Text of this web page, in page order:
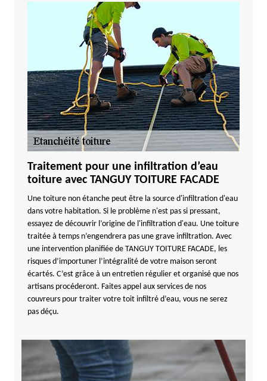
Traitement pour une infiltration d’eau
toiture avec TANGUY TOITURE FACADE
Une toiture non étanche peut être la source d'infiltration d'eau
dans votre habitation. Si le problème n'est pas si pressant,
essayez de découvrir l’origine de l'infiltration d'eau. Une toiture
traitée à temps n’engendrera pas une grave infiltration. Avec
une intervention planifiée de TANGUY TOITURE FACADE, les
risques d’importuner l’intégralité de votre maison seront
écartés. C’est grâce à un entretien régulier et organisé que nos
artisans procéderont. Faites appel aux services de nos
couvreurs pour traiter votre toit infiltré d’eau, vous ne serez
pas déçu.